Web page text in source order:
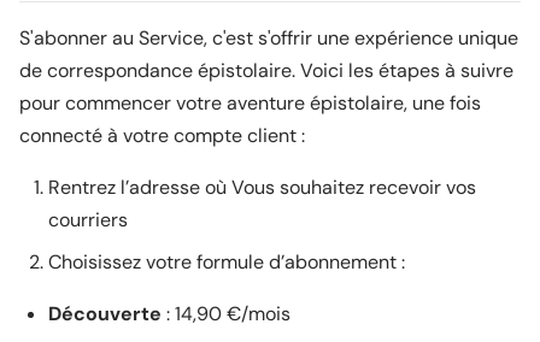
S'abonner au Service, c'est s'offrir une expérience unique
de correspondance épistolaire. Voici les étapes à suivre
pour commencer votre aventure épistolaire, une fois
connecté à votre compte client :
Rentrez l’adresse où Vous souhaitez recevoir vos
courriers
Choisissez votre formule d’abonnement :
Découverte : 14,90 €/mois